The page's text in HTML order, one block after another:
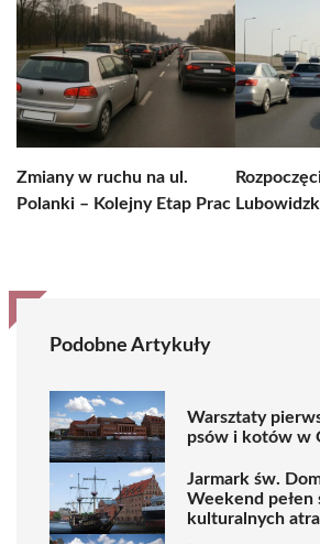
Zmiany w ruchu na ul.
Polanki – Kolejny Etap Prac
Podobne Artykuły
Warsztaty
psów i kotów w
Jarmark św.
Weekend
kulturalnych